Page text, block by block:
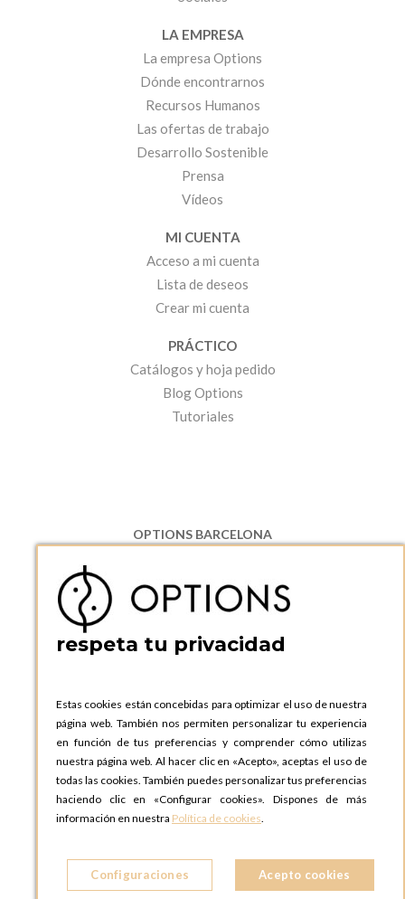
LA EMPRESA
La empresa Options
Dónde encontrarnos
Recursos Humanos
Las ofertas de trabajo
Desarrollo Sostenible
Prensa
Vídeos
MI CUENTA
Acceso a mi cuenta
Lista de deseos
Crear mi cuenta
PRÁCTICO
Catálogos y hoja pedido
Blog Options
Tutoriales
OPTIONS BARCELONA
08130 Santa Perpetua de Moguda, Barcelona
ESPAñA
Teléfono:
+34 935 724 041
OPTIONS BARCELONA SHOWROOM
ESPAñA
Teléfono:+34 935 724 041
OPTIONS MADRID
C. Lucio Emilio Cándido, 6,
28803 Alcalá de Henares, Madrid
ESPAñA
OPTIONS MADRID SHOWROOM
respeta tu privacidad
Estas cookies están concebidas para optimizar el uso de nuestra
página web. También nos permiten personalizar tu experiencia
en función de tus preferencias y comprender cómo utilizas
nuestra página web. Al hacer clic en «Acepto», aceptas el uso de
todas las cookies. También puedes personalizar tus preferencias
haciendo clic en «Configurar cookies». Dispones de más
información en nuestra Política de cookies.
Configuraciones Acepto cookies